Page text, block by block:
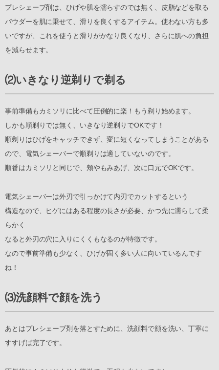
プレシェーブ剤は、ひげや肌を濡らすのでは無く、皮脂などを取る
パウダーを肌に乗せて、滑りを良くするアイテム。使わない方も多
いですが、これを使うと滑りがかなり良くなり、さらに肌への負担
を減らせます。
⑵いきなり逆剃りで剃る
事前準備もカミソリに比べて圧倒的に楽！もう剃り始めます。
しかも順剃りでは無く、いきなり逆剃りでOKです！
順剃りはひげをキャッチできず、変に短くなってしまうことがある
ので、電気シェーバーで順剃りは適していないのです。
順番はカミソリと同じで、頬やもみあげ、次に口元でOKです。
電気シェーバーは外刃で引っかけて内刃でカットするという
構造なので、ヒゲにはある程度の長さが必要、かつ先に濡らして柔
らかく
なると外刃の穴に入りにくくもなるのが特徴です。
なので事前準備も少なく、ひげが固く多い人に向いているんです
ね！
⑶洗顔料で顔を洗う
あとはプレシェーブ剤を落とすために、洗顔料で顔を洗い、丁寧に
すすげば完了です。